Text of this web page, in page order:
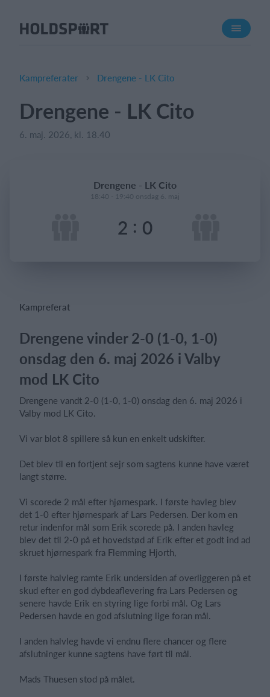
Om Holdsport
Presseomtale
Funktioner
Hjemmeside
Kampreferater Drengene - LK Cito
Drengene - LK Cito
6. maj. 2026, kl. 18.40
Drengene - LK Cito
18:40 - 19:40 onsdag 6. maj
2 : 0
Kampreferat
Drengene vinder 2-0 (1-0, 1-0)
onsdag den 6. maj 2026 i Valby
mod LK Cito
Drengene vandt 2-0 (1-0, 1-0) onsdag den 6. maj 2026 i
Valby mod LK Cito.
Vi var blot 8 spillere så kun en enkelt udskifter.
Det blev til en fortjent sejr som sagtens kunne have været
langt større.
Vi scorede 2 mål efter hjørnespark. I første havleg blev
det 1-0 efter hjørnespark af Lars Pedersen. Der kom en
retur indenfor mål som Erik scorede på. I anden havleg
blev det til 2-0 på et hovedstød af Erik efter et godt ind ad
skruet hjørnespark fra Flemming Hjorth,
I første halvleg ramte Erik undersiden af overliggeren på et
skud efter en god dybdeaflevering fra Lars Pedersen og
senere havde Erik en styring lige forbi mål. Og Lars
Pedersen havde en god afslutning lige foran mål.
I anden halvleg havde vi endnu flere chancer og flere
afslutninger kunne sagtens have ført til mål.
Mads Thuesen stod på målet.